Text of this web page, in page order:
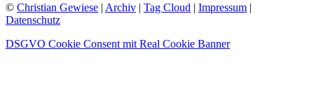
© Christian Gewiese | Archiv | Tag Cloud | Impressum |
Datenschutz
DSGVO Cookie Consent mit Real Cookie Banner